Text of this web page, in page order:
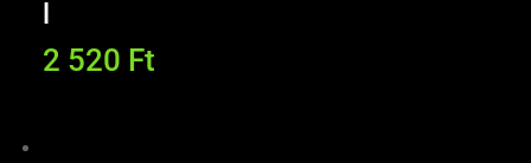
2 520 Ft